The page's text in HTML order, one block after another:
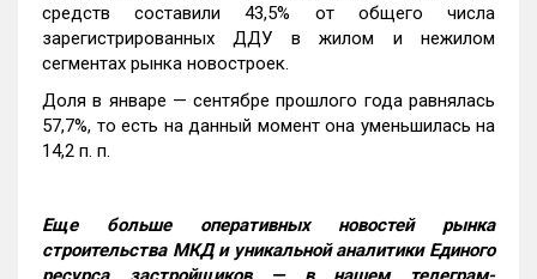
средств составили 43,5% от общего числа
зарегистрированных ДДУ в жилом и нежилом
сегментах рынка новостроек.
Доля в январе — сентябре прошлого года равнялась
57,7%, то есть на данный момент она уменьшилась на
14,2 п. п.
Еще больше оперативных новостей рынка
строительства МКД и уникальной аналитики Единого